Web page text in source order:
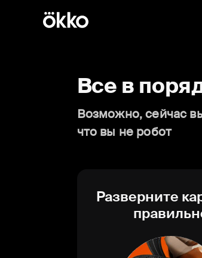
Все в
Возможно, сейчас
что вы не робот
Разверните